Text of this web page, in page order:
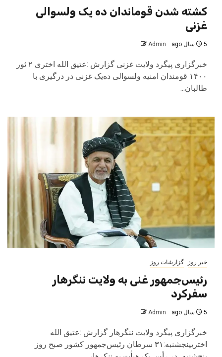
کشته شدن قوماندان ده یک ولسوالی
غزنی
5 سال ago Admin
خبرگزاری پیگرد ولایت غزنی گزارش :عتیق الله اختری ۲ ثور
۱۴۰۰ قومندان امنیه ولسوالی ده‌یک غزنی در درگیری با
طالبان...
خبر روز گزارشات روز
رئیس‌جمهور غنی به ولایت ننگرهار
سفرکرد
5 سال ago Admin
خبرگزاری پیگرد ولایت ننگرهار گزارش :عتیق الله
اختریپنجشنبه:۳۱ سرطان رئیس‌جمهور کشور صبح روز